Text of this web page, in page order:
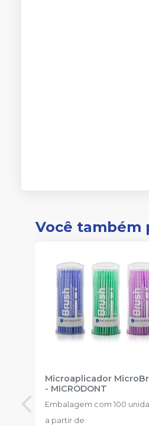
Você também
Microaplicador
- MICRODONT
Embalagem com 100
a partir de: